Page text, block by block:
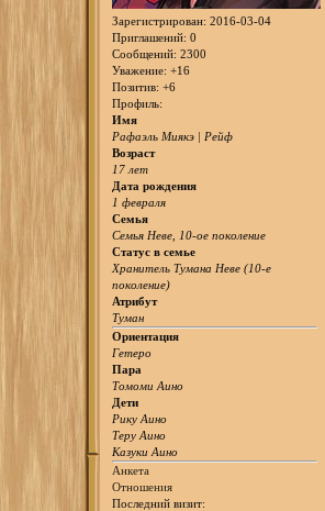
Зарегистрирован: 2016-03-04
Приглашений: 0
Сообщений: 2300
Уважение: +16
Позитив: +6
Профиль:
Имя
Рафаэль Миякэ | Рейф
Возраст
17 лет
Дата рождения
1 февраля
Семья
Семья Неве, 10-ое поколение
Статус в семье
Хранитель Тумана Неве (10-е
поколение)
Атрибут
Туман
Ориентация
Гетеро
Пара
Томоми Аино
Дети
Рику Аино
Теру Аино
Казуки Аино
Анкета
Отношения
Последний визит: